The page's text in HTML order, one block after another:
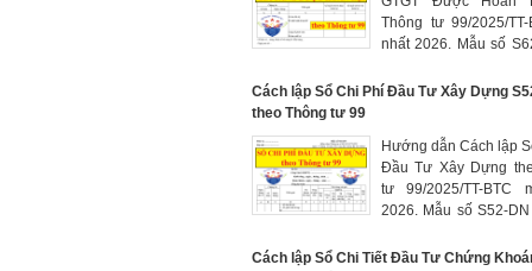
Thông tư 99/2025/
nhất 2026. Mẫu số
xuất, kinh doanh
dùng để ghi chép
thuế GTGT được
hoàn lại và còn
cuối kỳ báo cáo.
Cách lập Sổ Chi Phí Đầu Tư Xây Dựng
theo Thông tư 99
Hướng dẫn Cách lập
Đầu Tư Xây Dựng
tư 99/2025/TT-BTC
2026. Mẫu số S52-
tập hợp cho từng dự
Cách lập Sổ Chi Tiết Đầu Tư Chứng